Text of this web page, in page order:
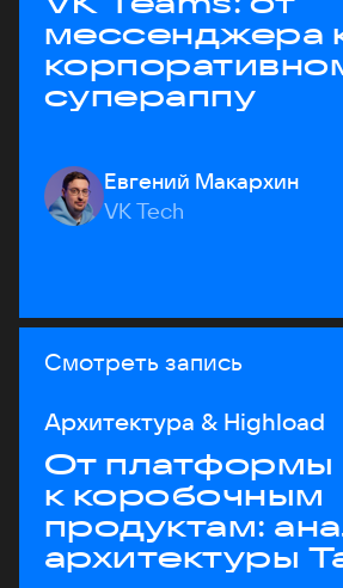
мессенджера
супераппу
Евгений Макархин
VK Tech
Смотреть запись
Архитектура & Highload
От платформы
к коробочным
продуктам:
архитектуры